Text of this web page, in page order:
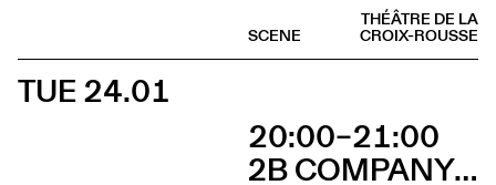
THÉÂTRE DE LA
CROIX-ROUSSE
SCENE
TUE 24.01
20:00–21:00
2B COMPANY - FRANÇOIS GREMAUD